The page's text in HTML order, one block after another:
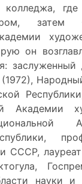
колледжа,
затем
он
заслуженный
Академии
СССР, лауреат
науки и